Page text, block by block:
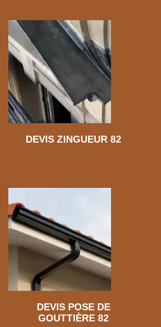
DEVIS ZINGUEUR 82
DEVIS POSE DE
GOUTTIÈRE 82